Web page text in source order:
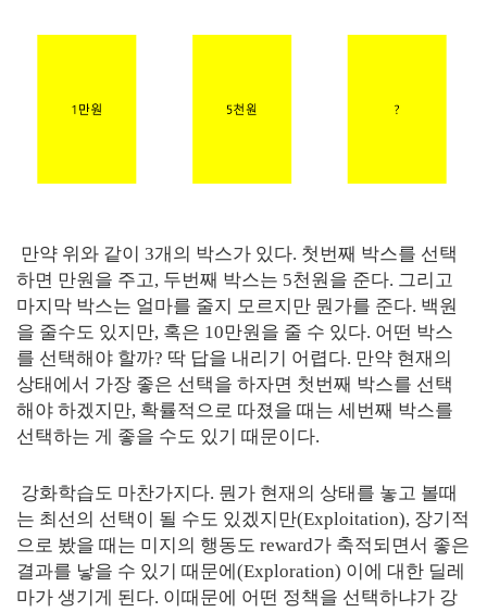
만약 위와 같이 3개의 박스가 있다. 첫번째 박스를 선택
하면 만원을 주고, 두번째 박스는 5천원을 준다. 그리고
마지막 박스는 얼마를 줄지 모르지만 뭔가를 준다. 백원
을 줄수도 있지만, 혹은 10만원을 줄 수 있다. 어떤 박스
를 선택해야 할까? 딱 답을 내리기 어렵다. 만약 현재의
상태에서 가장 좋은 선택을 하자면 첫번째 박스를 선택
해야 하겠지만, 확률적으로 따졌을 때는 세번째 박스를
선택하는 게 좋을 수도 있기 때문이다.
강화학습도 마찬가지다. 뭔가 현재의 상태를 놓고 볼때
는 최선의 선택이 될 수도 있겠지만(Exploitation), 장기적
으로 봤을 때는 미지의 행동도 reward가 축적되면서 좋은
결과를 낳을 수 있기 때문에(Exploration) 이에 대한 딜레
마가 생기게 된다. 이때문에 어떤 정책을 선택하냐가 강